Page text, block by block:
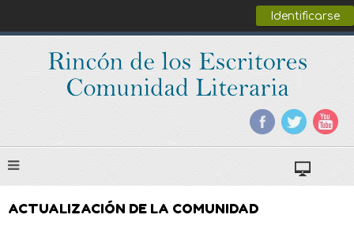
Identificarse
ACTUALIZACIÓN DE LA COMUNIDAD